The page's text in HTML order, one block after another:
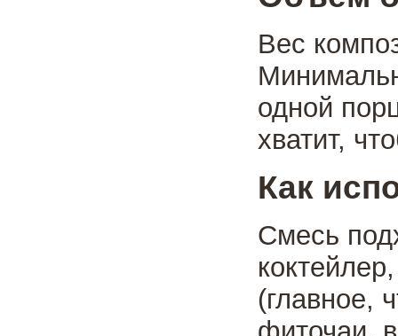
Вес
одной
хватит,
Как
Смесь
(главное,